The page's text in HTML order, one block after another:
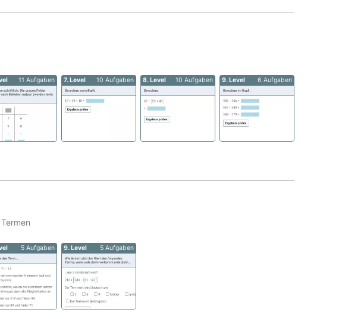
11 Aufgaben 7. Level 10 Aufgaben 8. Level 10 Aufgaben 9. Level 6 Aufgaben
5 Aufgaben 9. Level 5 Aufgaben